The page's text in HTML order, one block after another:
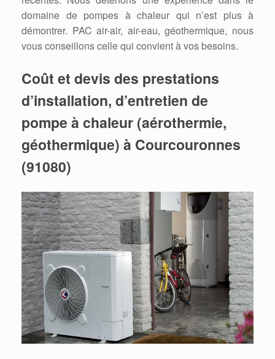
domaine de pompes à chaleur qui n’est plus à
démontrer. PAC air-air, air-eau, géothermique, nous
vous conseillons celle qui convient à vos besoins.
Coût et devis des prestations
d’installation, d’entretien de
pompe à chaleur (aérothermie,
géothermique) à Courcouronnes
(91080)